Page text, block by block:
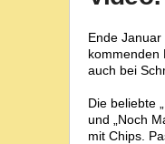
Ende
kommenden
auch bei
Die beliebte
und „Noch
mit Chips.